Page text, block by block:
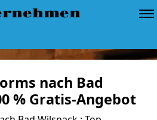
nach Bad
% Gratis-Angebot